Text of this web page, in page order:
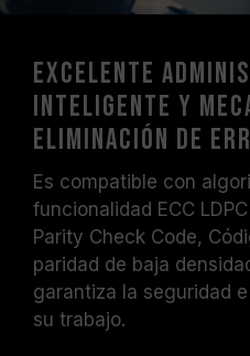
Excelente
inteligente y
eliminación de
Es compatible con
funcionalidad ECC
Parity Check Code,
paridad de baja
garantiza la seguridad
su trabajo.